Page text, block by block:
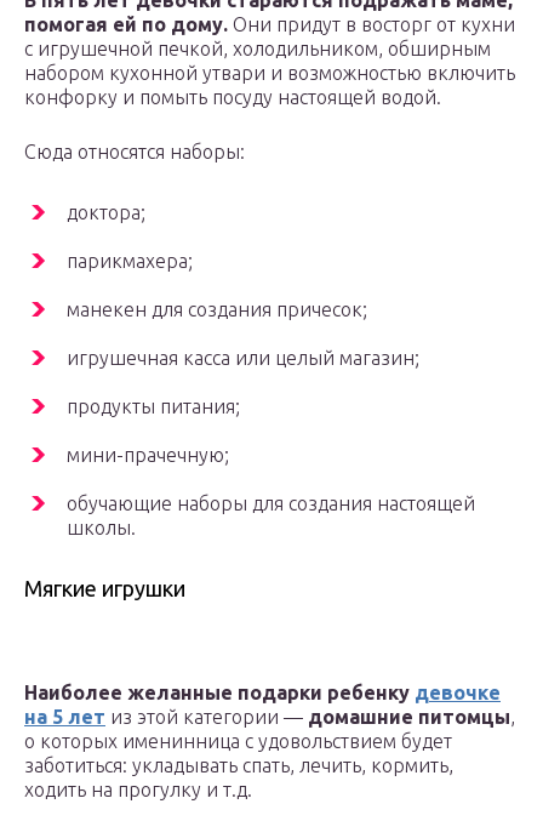
помогая ей по дому. Они придут в восторг от кухни
с игрушечной печкой, холодильником, обширным
набором кухонной утвари и возможностью включить
конфорку и помыть посуду настоящей водой.
Сюда относятся наборы:
доктора;
парикмахера;
манекен для создания причесок;
игрушечная касса или целый магазин;
продукты питания;
мини-прачечную;
обучающие наборы для создания настоящей
школы.
Мягкие игрушки
Наиболее желанные подарки ребенку девочке
на 5 лет из этой категории — домашние питомцы,
о которых именинница с удовольствием будет
заботиться: укладывать спать, лечить, кормить,
ходить на прогулку и т.д.